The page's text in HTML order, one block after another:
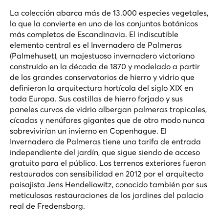
La colección abarca más de 13.000 especies vegetales,
lo que la convierte en uno de los conjuntos botánicos
más completos de Escandinavia. El indiscutible
elemento central es el Invernadero de Palmeras
(Palmehuset), un majestuoso invernadero victoriano
construido en la década de 1870 y modelado a partir
de los grandes conservatorios de hierro y vidrio que
definieron la arquitectura hortícola del siglo XIX en
toda Europa. Sus costillas de hierro forjado y sus
paneles curvos de vidrio albergan palmeras tropicales,
cícadas y nenúfares gigantes que de otro modo nunca
sobrevivirían un invierno en Copenhague. El
Invernadero de Palmeras tiene una tarifa de entrada
independiente del jardín, que sigue siendo de acceso
gratuito para el público. Los terrenos exteriores fueron
restaurados con sensibilidad en 2012 por el arquitecto
paisajista Jens Hendeliowitz, conocido también por sus
meticulosas restauraciones de los jardines del palacio
real de Fredensborg.